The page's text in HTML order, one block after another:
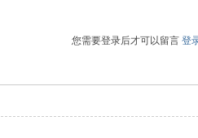
您需要登录后才可以留言登